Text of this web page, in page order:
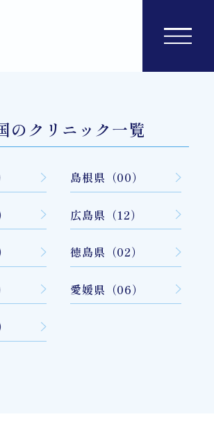
のクリニック一覧
島根県（00）
広島県（12）
徳島県（02）
愛媛県（06）